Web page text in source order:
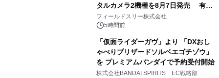
タルカメラ2機種を8月7日発売 有効
約1300万画素、用途別に選べるコンデ
ジ新登場
フィールドスリー株式会社
5時間前
「仮面ライダーガヴ」より 「DXおし
ゃべりブリザードソルベエゴチゾウ」
を プレミアムバンダイで予約受付開始
株式会社BANDAI SPIRITS EC戦略部